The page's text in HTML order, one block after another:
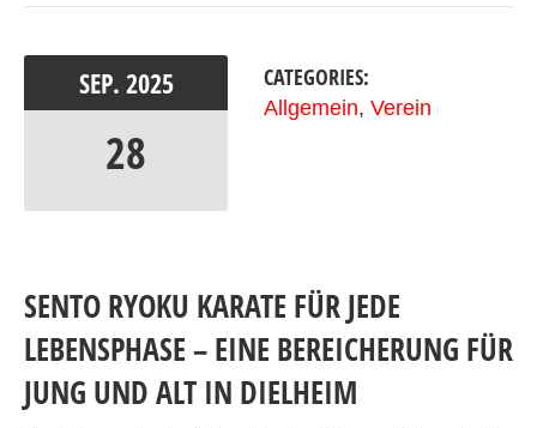
SEP. 2025
28
CATEGORIES:
Allgemein, Verein
SENTO RYOKU KARATE FÜR JEDE
LEBENSPHASE – EINE BEREICHERUNG FÜR
JUNG UND ALT IN DIELHEIM